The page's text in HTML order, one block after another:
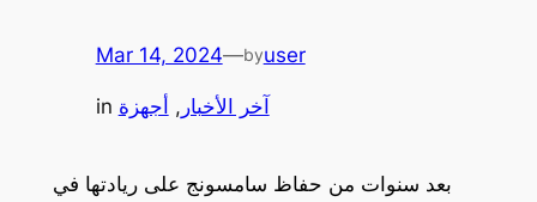
Mar 14, 2024—byuser
in آخر الأخبار , أجهزة
بعد سنوات من حفاظ سامسونج على ريادتها في